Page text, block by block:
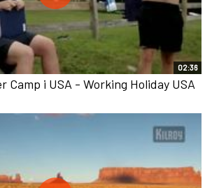
02:36
Camp i USA - Working Holiday USA